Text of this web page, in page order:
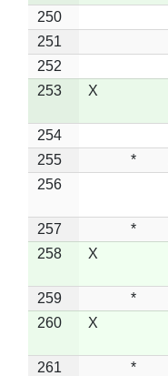
250
251
252
253
X
254
255
*
256
257
*
258
X
259 *
260
X
261 *